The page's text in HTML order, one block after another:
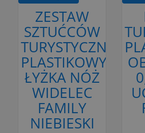
ZESTAW
SZTUĆCÓW
TURYSTYCZNY
PLASTIKOWY
ŁYŻKA NÓŻ
WIDELEC
FAMILY
NIEBIESKI